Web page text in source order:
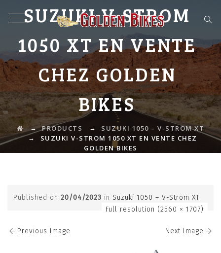
SUZUKI V-STROM
1050 XT EN VENTE
CHEZ GOLDEN
BIKES
→PRODUCTS → SUZUKI 1050 – V-STROM XT
→
SUZUKI V-STROM 1050 XT EN VENTE CHEZ
GOLDEN BIKES
Published on 20/04/2023 in Suzuki 1050 – V-Strom XT
Full resolution (2560 × 1707)
Previous Image Next Image